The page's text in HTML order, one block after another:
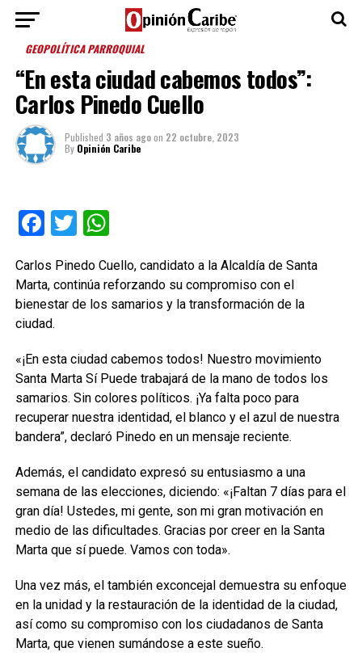
GEOPOLÍTICA PARROQUIAL
“En esta ciudad cabemos todos”:
Carlos Pinedo Cuello
Published 3 años agoon 22 octubre, 2023
By Opinión Caribe
Facebook
TwitterWhatsApp
Carlos Pinedo Cuello, candidato a la Alcaldía de Santa
Marta, continúa reforzando su compromiso con el
bienestar de los samarios y la transformación de la
ciudad.
«¡En esta ciudad cabemos todos! Nuestro movimiento
Santa Marta Sí Puede trabajará de la mano de todos los
samarios. Sin colores políticos. ¡Ya falta poco para
recuperar nuestra identidad, el blanco y el azul de nuestra
bandera”, declaró Pinedo en un mensaje reciente.
Además, el candidato expresó su entusiasmo a una
semana de las elecciones, diciendo: «¡Faltan 7 días para el
gran día! Ustedes, mi gente, son mi gran motivación en
medio de las dificultades. Gracias por creer en la Santa
Marta que sí puede. Vamos con toda».
Una vez más, el también exconcejal demuestra su enfoque
en la unidad y la restauración de la identidad de la ciudad,
así como su compromiso con los ciudadanos de Santa
Marta, que vienen sumándose a este sueño.